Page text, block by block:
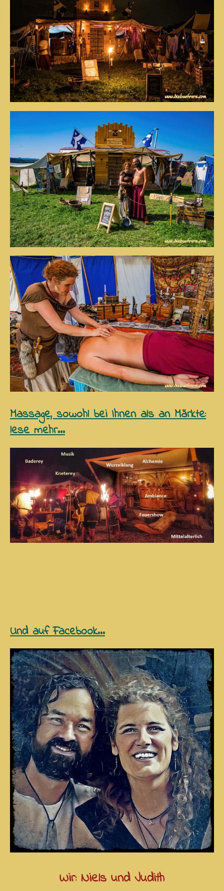
Massage, sowohl bei Ihnen als an Märkte:
lese mehr...
Und auf Facebook...
Wir: Niels und Judith